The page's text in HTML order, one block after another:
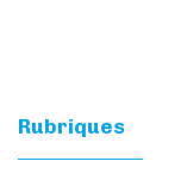
Rubriques